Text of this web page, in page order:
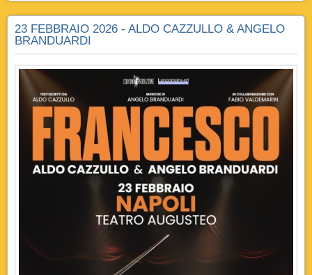
23 FEBBRAIO 2026 - ALDO CAZZULLO & ANGELO
BRANDUARDI